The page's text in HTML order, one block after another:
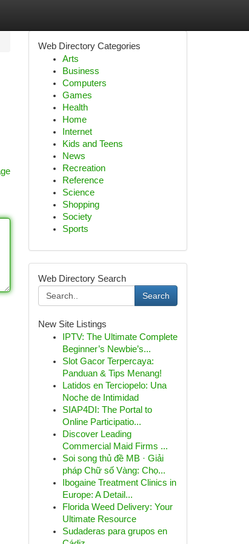
Web Directory Categories
Arts
Business
Computers
Games
Health
Home
Internet
Kids and Teens
News
Recreation
Reference
Science
Shopping
Society
Sports
Web Directory Search
Search
New Site Listings
IPTV: The Ultimate Complete
Beginner’s Newbie’s...
Slot Gacor Terpercaya:
Panduan & Tips Menang!
Latidos en Terciopelo: Una
Noche de Intimidad
SIAP4DI: The Portal to
Online Participatio...
Discover Leading
Commercial Maid Firms ...
Soi song thủ đề MB · Giải
pháp Chữ số Vàng: Chọ...
Ibogaine Treatment Clinics in
Europe: A Detail...
Florida Weed Delivery: Your
Ultimate Resource
Sudaderas para grupos en